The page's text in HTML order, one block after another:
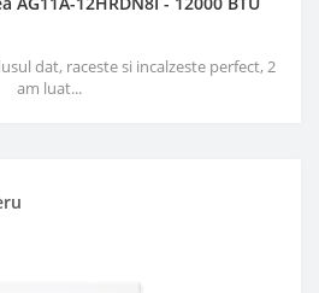
dat, raceste si incalzeste perfect, 2
am luat...